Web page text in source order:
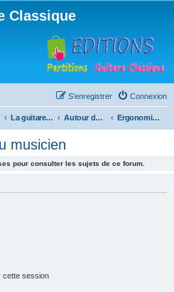
Classique
Connexion
S’enregistrer
La guitare : instrument, cours et théorie Autour de la guitare Ergonomie et bobos du musicien
musicien
pour consulter les sujets de ce forum.
cette session